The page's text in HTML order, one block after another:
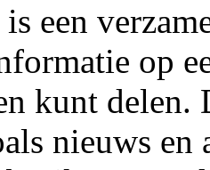
een
op
kunt
nieuws en